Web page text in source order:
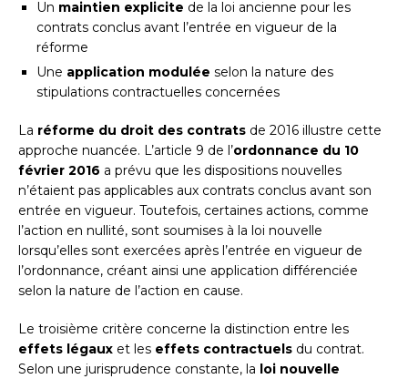
Un maintien explicite de la loi ancienne pour les
contrats conclus avant l’entrée en vigueur de la
réforme
Une application modulée selon la nature des
stipulations contractuelles concernées
La réforme du droit des contrats de 2016 illustre cette
approche nuancée. L’article 9 de l’ordonnance du 10
février 2016 a prévu que les dispositions nouvelles
n’étaient pas applicables aux contrats conclus avant son
entrée en vigueur. Toutefois, certaines actions, comme
l’action en nullité, sont soumises à la loi nouvelle
lorsqu’elles sont exercées après l’entrée en vigueur de
l’ordonnance, créant ainsi une application différenciée
selon la nature de l’action en cause.
Le troisième critère concerne la distinction entre les
effets légaux et les effets contractuels du contrat.
Selon une jurisprudence constante, la loi nouvelle